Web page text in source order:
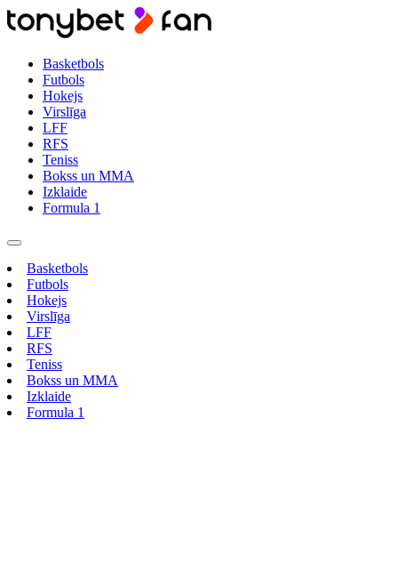
Basketbols
Futbols
Hokejs
Virslīga
LFF
RFS
Teniss
Bokss un MMA
Izklaide
Formula 1
Basketbols
Futbols
Hokejs
Virslīga
LFF
RFS
Teniss
Bokss un MMA
Izklaide
Formula 1